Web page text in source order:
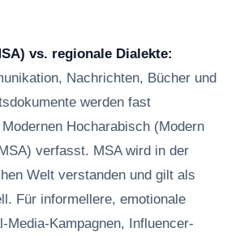
vs. regionale Dialekte:
Nachrichten, Bücher und
werden fast
Hocharabisch (Modern
verfasst. MSA wird in der
Welt verstanden und gilt als
Für informellere, emotionale
Media-Kampagnen, Influencer-